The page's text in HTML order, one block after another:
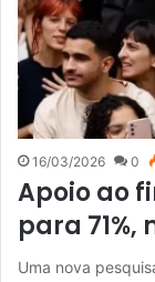
16/03/2026 0
Apoio ao
para
Uma nova